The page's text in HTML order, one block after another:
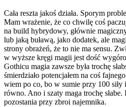
Cała reszta jakoś działa. Sporym
Mam wrażenie, że co chwilę coś
na build hybrydowy, głównie
lub jaką buławą, jako dodatek, ale
strony obrażeń, że to nie ma sensu.
w wyższe kręgi magii jest dość
Gothicu magia zawsze była trochę
śmierdziało potencjałem na coś
wiem po co, bo w sumie przy 100 siły
równo. Ano i szaty maga trochę słabe.
pozostania przy zbroi najemnika.